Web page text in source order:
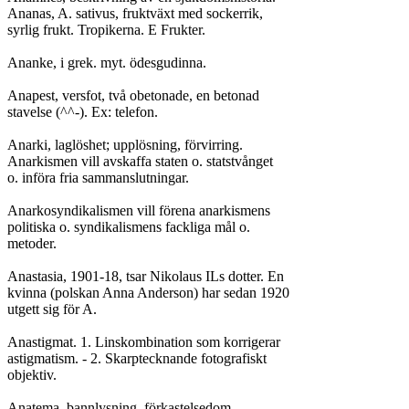
Ananas, A. sativus, fruktväxt med sockerrik,
syrlig frukt. Tropikerna. E Frukter.
Ananke, i grek. myt. ödesgudinna.
Anapest, versfot, två obetonade, en betonad
stavelse (^^-). Ex: telefon.
Anarki, laglöshet; upplösning, förvirring.
Anarkismen vill avskaffa staten o. statstvånget
o. införa fria sammanslutningar.
Anarkosyndikalismen vill förena anarkismens
politiska o. syndikalismens fackliga mål o.
metoder.
Anastasia, 1901-18, tsar Nikolaus ILs dotter. En
kvinna (polskan Anna Anderson) har sedan 1920
utgett sig för A.
Anastigmat. 1. Linskombination som korrigerar
astigmatism. - 2. Skarptecknande fotografiskt
objektiv.